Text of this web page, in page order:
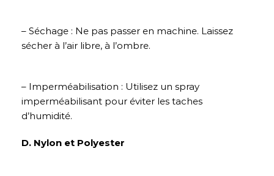
– Séchage : Ne pas passer en machine. Laissez
sécher à l’air libre, à l’ombre.
– Imperméabilisation : Utilisez un spray
imperméabilisant pour éviter les taches
d’humidité.
D. Nylon et Polyester